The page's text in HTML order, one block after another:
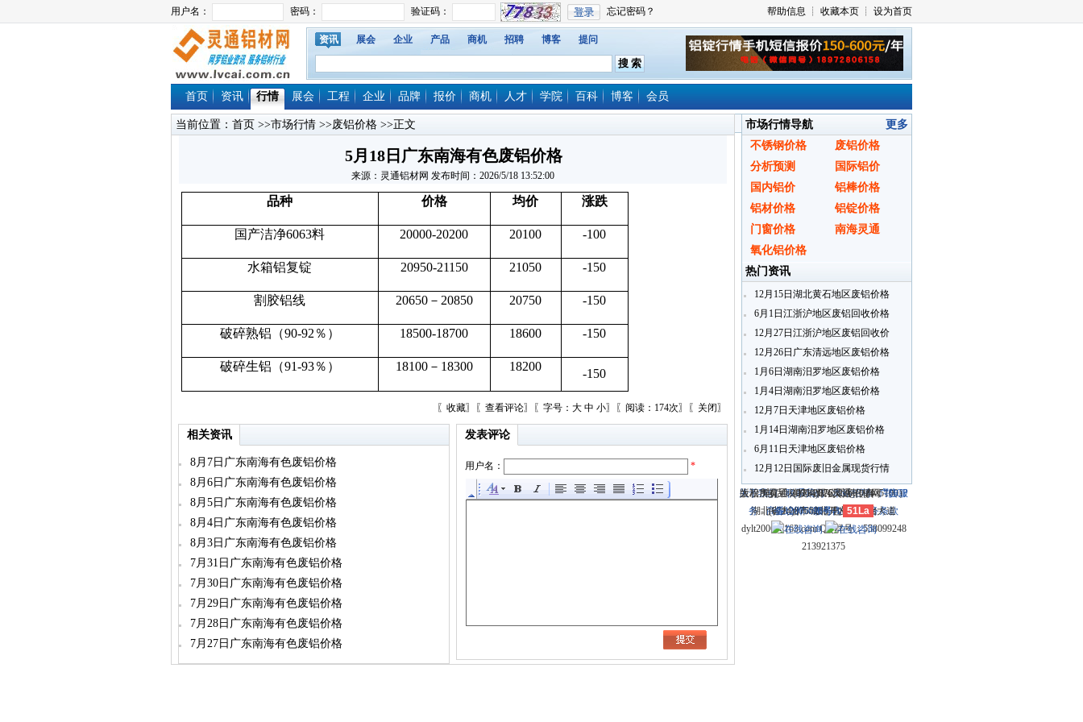
资讯 展会 企业 产品 商机 招聘 博客 提问
首页 资讯 行情 展会 工程 企业 品牌 报价 商机 人才 学院 百科 博客 会员
当前位置： 首页 >>市场行情 >>废铝价格 >>正文
5月18日广东南海有色废铝价格
来源：灵通铝材网 发布时间：2026/5/18 13:52:00
品种 价格 均价 涨跌
国产洁净6063料 20000-20200 20100 -100
水箱铝复锭 20950-21150 21050 -150
割胶铝线 20650－20850 20750 -150
破碎熟铝（90-92％） 18500-18700 18600 -150
破碎生铝（91-93％） 18100－18300 18200
-150
〖 收藏〗〖 查看评论〗〖字号： 大 中 小〗〖阅读：174次〗〖 关闭〗
相关资讯
8月7日广东南海有色废铝价格
8月6日广东南海有色废铝价格
8月5日广东南海有色废铝价格
8月4日广东南海有色废铝价格
8月3日广东南海有色废铝价格
7月31日广东南海有色废铝价格
7月30日广东南海有色废铝价格
7月29日广东南海有色废铝价格
7月28日广东南海有色废铝价格
7月27日广东南海有色废铝价格
发表评论
用户名： *
市场行情导航
更多
不锈钢价格
废铝价格
分析预测
国际铝价
国内铝价
铝棒价格
铝材价格
铝锭价格
门窗价格
南海灵通
氧化铝价格
热门资讯
12月15日湖北黄石地区废铝价格
6月1日江浙沪地区废铝回收价格
12月27日江浙沪地区废铝回收价
12月26日广东清远地区废铝价格
1月6日湖南汨罗地区废铝价格
1月4日湖南汨罗地区废铝价格
12月7日天津地区废铝价格
1月14日湖南汨罗地区废铝价格
6月11日天津地区废铝价格
12月12日国际废旧金属现货行情
关于我们-联系我们-本站招聘-广告服
务- 商业合作-服务内容-服务条款
电话：(0714)8765286 传真：
(0714)8765285 电子邮件：
dylt2006@163.com QQ群号：558099248
213921375
大冶市灵通科技有限公司 @ （435100）
湖北省大冶市城北开发区新冶大道
版权所有 © 2006-2026灵通铝材网鄂ICP
备12005698号-1
51La